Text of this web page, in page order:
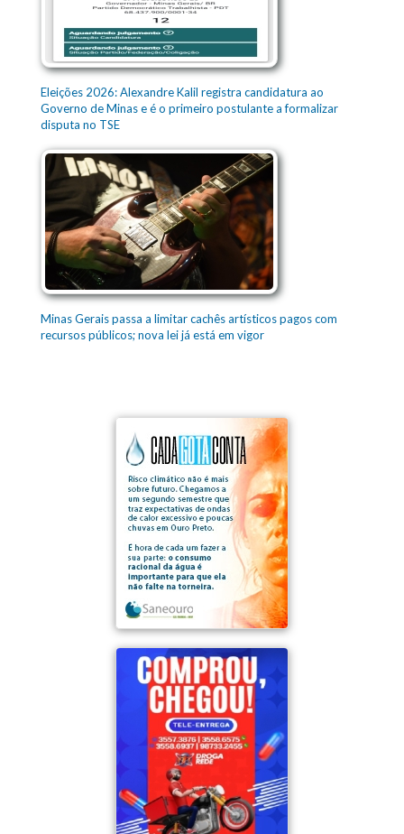
Eleições 2026: Alexandre Kalil registra candidatura ao
Governo de Minas e é o primeiro postulante a formalizar
disputa no TSE
Minas Gerais passa a limitar cachês artísticos pagos com
recursos públicos; nova lei já está em vigor